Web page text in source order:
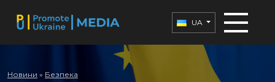
UA
Новини » Безпека